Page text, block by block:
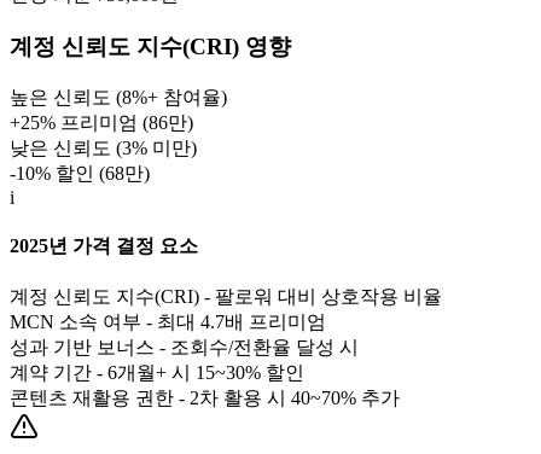
계정 신뢰도 지수(CRI) 영향
높은 신뢰도 (8%+ 참여율)
+25% 프리미엄 (86만)
낮은 신뢰도 (3% 미만)
-10% 할인 (68만)
i
2025년 가격 결정 요소
계정 신뢰도 지수(CRI) - 팔로워 대비 상호작용 비율
MCN 소속 여부 - 최대 4.7배 프리미엄
성과 기반 보너스 - 조회수/전환율 달성 시
계약 기간 - 6개월+ 시 15~30% 할인
콘텐츠 재활용 권한 - 2차 활용 시 40~70% 추가